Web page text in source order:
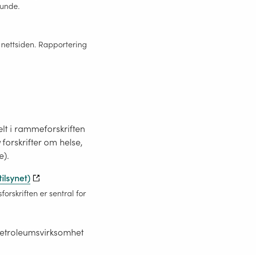
Rapportering
i rammeforskriften
om helse,
er sentral for